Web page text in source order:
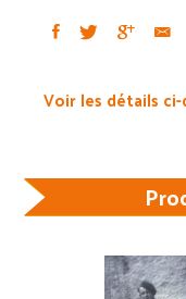
Voir les détails ci-